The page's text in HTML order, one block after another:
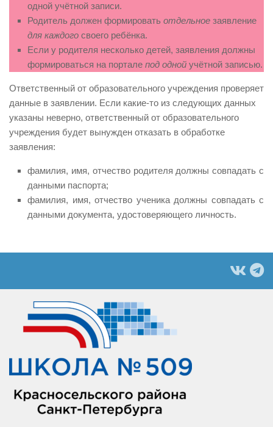
одной учётной записи.
Родитель должен формировать отдельное заявление
для каждого своего ребёнка.
Если у родителя несколько детей, заявления должны
формироваться на портале под одной учётной записью.
Ответственный от образовательного учреждения проверяет
данные в заявлении. Если какие-то из следующих данных
указаны неверно, ответственный от образовательного
учреждения будет вынужден отказать в обработке
заявления:
фамилия, имя, отчество родителя должны совпадать с
данными паспорта;
фамилия, имя, отчество ученика должны совпадать с
данными документа, удостоверяющего личность.